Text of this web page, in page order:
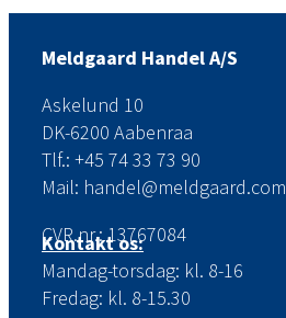
Meldgaard Handel A/S
Askelund 10
DK-6200 Aabenraa
Tlf.: +45 74 33 73 90
Mail: handel@meldgaard.com
CVR.nr.: 13767084
Kontakt os:
Mandag-torsdag: kl. 8-16
Fredag: kl. 8-15.30